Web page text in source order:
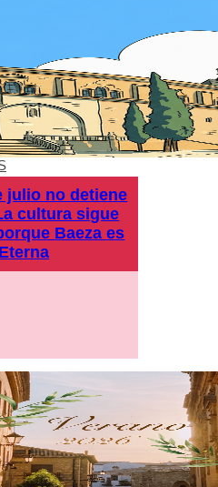
julio no detiene
cultura sigue
Baeza es
Eterna